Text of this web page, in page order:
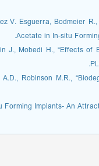
V. Esguerra,
Acetate in In-situ
J., Mobedi H., “Effects
A.D., Robinson M.R.,
Forming Implants- An